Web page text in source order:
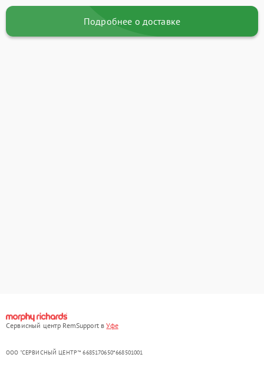
Подробнее о доставке
Сервисный центр RemSupport вУфе
ООО "СЕРВИСНЫЙ ЦЕНТР"* 6685170650*668501001